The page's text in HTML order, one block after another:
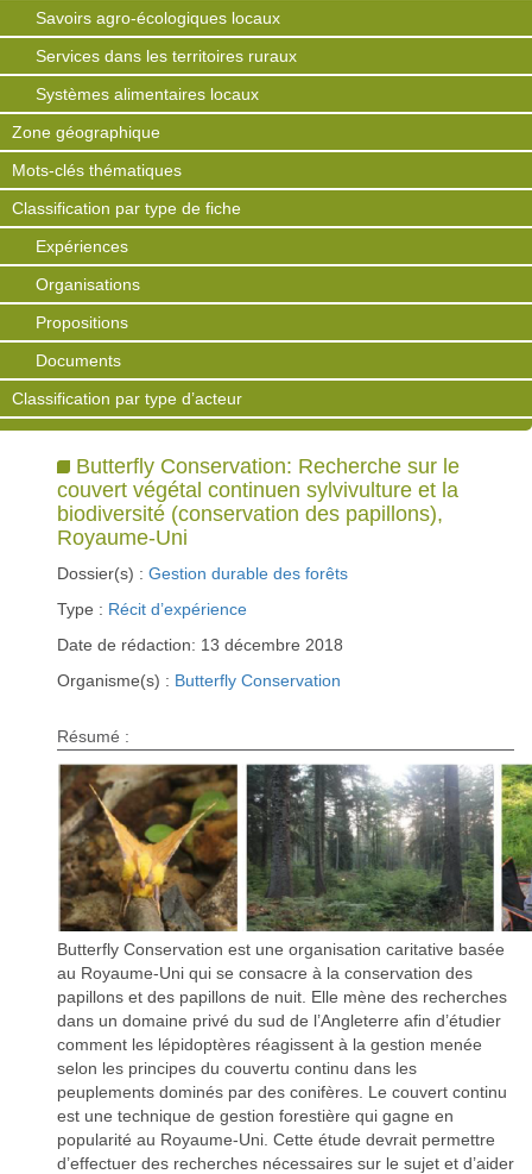
Savoirs agro-écologiques locaux
Services dans les territoires ruraux
Systèmes alimentaires locaux
Zone géographique
Mots-clés thématiques
Classification par type de fiche
Expériences
Organisations
Propositions
Documents
Classification par type d’acteur
Butterfly Conservation: Recherche sur le
couvert végétal continuen sylvivulture et la
biodiversité (conservation des papillons),
Royaume-Uni
Dossier(s) : Gestion durable des forêts
Type : Récit d’expérience
Date de rédaction: 13 décembre 2018
Organisme(s) : Butterfly Conservation
Résumé :
Butterfly Conservation est une organisation caritative basée
au Royaume-Uni qui se consacre à la conservation des
papillons et des papillons de nuit. Elle mène des recherches
dans un domaine privé du sud de l’Angleterre afin d’étudier
comment les lépidoptères réagissent à la gestion menée
selon les principes du couvertu continu dans les
peuplements dominés par des conifères. Le couvert continu
est une technique de gestion forestière qui gagne en
popularité au Royaume-Uni. Cette étude devrait permettre
d’effectuer des recherches nécessaires sur le sujet et d’aider